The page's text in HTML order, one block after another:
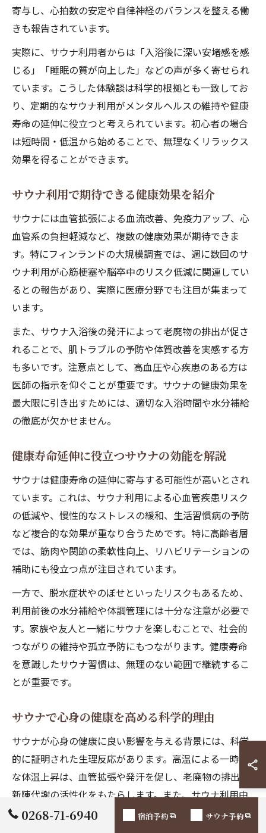
寄与し、心拍数の安定や自律神経のバランスを整える働
きも報告されています。
実際に、サウナ利用者からは「入浴後に深い安堵感を感
じる」「睡眠の質が向上した」などの声が多く寄せられ
ています。こうした体験談は科学的根拠とも一致してお
り、定期的なサウナ利用がメンタルヘルスの維持や健康
寿命の延伸に役立つと考えられています。初心者の場合
は短時間・低温から始めることで、無理なくリラックス
効果を得ることができます。
サウナ利用で期待できる健康効果を紹介
サウナには血管拡張による血流改善、免疫力アップ、心
血管系の負担軽減など、複数の健康効果が期待できま
す。特にフィンランドの大規模調査では、週に数回のサ
ウナ利用が心筋梗塞や脳卒中のリスク低減に関連してい
るとの報告があり、実際に医療分野でも注目が集まって
います。
また、サウナ入浴後の発汗によって老廃物の排出が促さ
れることで、肌トラブルの予防や体質改善を実感する方
も多いです。注意点として、高血圧や心疾患のある方は
医師の指示を仰ぐことが重要です。サウナの健康効果を
最大限に引き出すためには、適切な入浴時間や水分補給
の徹底が欠かせません。
健康寿命延伸に役立つサウナの効能を解説
サウナは健康寿命の延伸に寄与する可能性が高いとされ
ています。これは、サウナ利用による心血管疾患リスク
の低減や、慢性的なストレスの緩和、生活習慣病の予防
など複合的な効果が重なり合うためです。特に高齢者層
では、筋肉や関節の柔軟性向上、リハビリテーションの
補助にも役立つ点が注目されています。
一方で、脱水症状やのぼせといったリスクもあるため、
利用前後の水分補給や体調管理には十分な注意が必要で
す。家族や友人と一緒にサウナを楽しむことで、社会的
つながりの維持や孤立予防にもつながります。健康寿命
を意識したサウナ習慣は、無理のない範囲で継続するこ
とが重要です。
サウナで心身の健康を高める科学的理由
サウナが心身の健康に良い影響を与える背景には、科学
的に証明された生理反応があります。高温による一時的
な体温上昇は、血管拡張や発汗を促し、老廃物の排出や
新陳代謝の活性化をもたらします。また、サウナ利用中
はストレスホルモンであるコルチゾールが低下し、リラ
0268-71-6940 宿泊予約 サウナ予約